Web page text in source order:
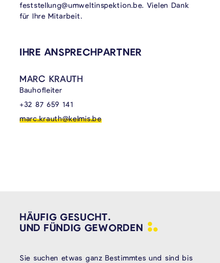
feststellung@umweltinspektion.be. Vielen Dank
für Ihre Mitarbeit.
VERKNÜPFTE INHALTE
IHRE ANSPRECHPARTNER
MARC KRAUTH
Bauhofleiter
+32 87 659 141
marc.krauth@kelmis.be
HÄUFIG GESUCHT.
UND FÜNDIG GEWORDEN
Sie suchen etwas ganz Bestimmtes und sind bis